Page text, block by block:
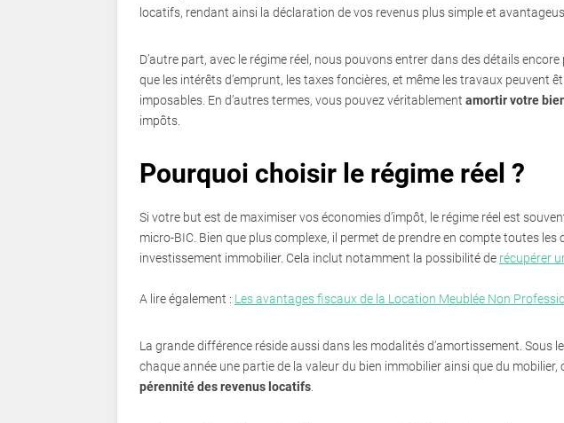
locatifs, rendant ainsi la déclaration de vos revenus plus simple et
D’autre part, avec le régime réel, nous pouvons entrer dans des détails
que les intérêts d’emprunt, les taxes foncières, et même les travaux peuvent
imposables. En d’autres termes, vous pouvez véritablement amortir votre
impôts.
Pourquoi choisir le régime réel ?
Si votre but est de maximiser vos économies d’impôt, le régime réel est
micro-BIC. Bien que plus complexe, il permet de prendre en compte toutes
investissement immobilier. Cela inclut notamment la possibilité de récupérer
A lire également : Les avantages fiscaux de la Location Meublée Non
La grande différence réside aussi dans les modalités d’amortissement. Sous
chaque année une partie de la valeur du bien immobilier ainsi que du
pérennité des revenus locatifs